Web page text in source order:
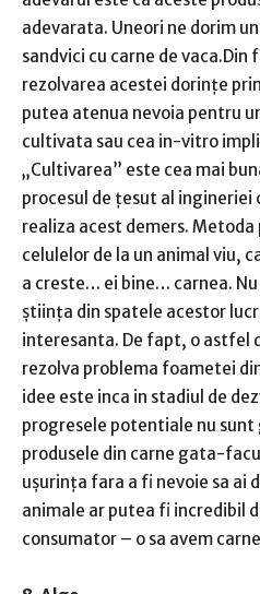
adevarata. Uneori ne dorim
sandvici cu carne de
rezolvarea acestei dorințe
putea atenua nevoia pentru
cultivata sau cea in-vitro
„Cultivarea” este cea mai
procesul de țesut al ingineriei
realiza acest demers.
celulelor de la un animal viu,
a creste… ei bine… carnea.
știința din spatele acestor
interesanta. De fapt, o astfel
rezolva problema foametei
idee este inca in stadiul de
progresele potentiale nu
produsele din carne gata-
ușurința fara a fi nevoie sa ai
animale ar putea fi incredibil
consumator – o sa avem